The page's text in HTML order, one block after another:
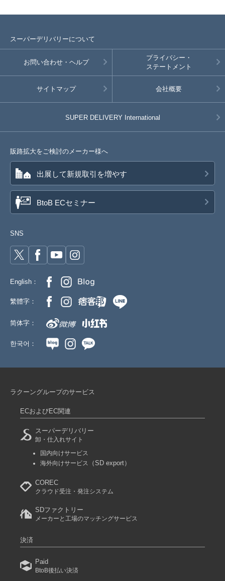
スーパーデリバリーについて
お問い合わせ・ヘルプ
プライバシー・
ステートメント
サイトマップ 会社概要
SUPER DELIVERY International
販路拡大をご検討のメーカー様へ
出展して新規取引を増やす
BtoB ECセミナー
SNS
English：
繁體字：
简体字：
한국어：
ラクーングループのサービス
ECおよびEC関連
スーパーデリバリー
卸・仕入れサイト
国内向けサービス
海外向けサービス
（SD export）
COREC
クラウド受注・発注システム
SDファクトリー
メーカーと工場のマッチングサービス
決済
Paid
BtoB後払い決済